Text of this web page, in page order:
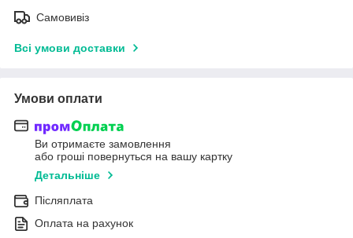
Самовивіз
Всі умови доставки
Умови оплати
Ви отримаєте замовлення
або гроші повернуться на вашу картку
Детальніше
Післяплата
Оплата на рахунок